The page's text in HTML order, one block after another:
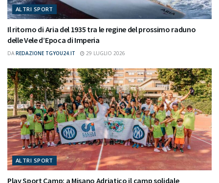
ALTRI SPORT
Il ritorno di Aria del 1935 tra le regine del prossimo raduno
delle Vele d’Epoca di Imperia
DA REDAZIONE TGYOU24.IT 29 LUGLIO 2026
ALTRI SPORT
Play Sport Camp: a Misano Adriatico il camp solidale